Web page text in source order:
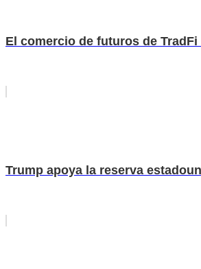
El comercio de futuros de
Trump apoya la reserva